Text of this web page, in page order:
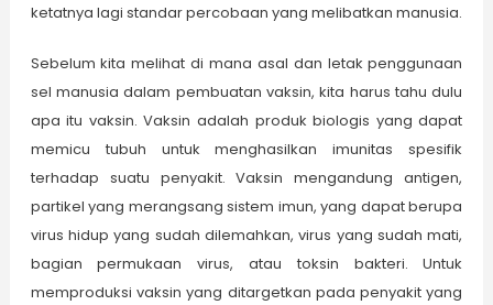
ketatnya lagi standar percobaan yang melibatkan manusia.
Sebelum kita melihat di mana asal dan letak penggunaan
sel manusia dalam pembuatan vaksin, kita harus tahu dulu
apa itu vaksin. Vaksin adalah produk biologis yang dapat
memicu tubuh untuk menghasilkan imunitas spesifik
terhadap suatu penyakit. Vaksin mengandung antigen,
partikel yang merangsang sistem imun, yang dapat berupa
virus hidup yang sudah dilemahkan, virus yang sudah mati,
bagian permukaan virus, atau toksin bakteri. Untuk
memproduksi vaksin yang ditargetkan pada penyakit yang